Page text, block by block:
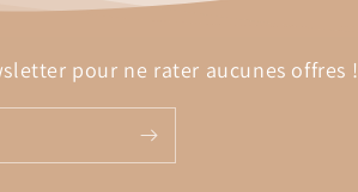
pour ne rater aucunes offres !